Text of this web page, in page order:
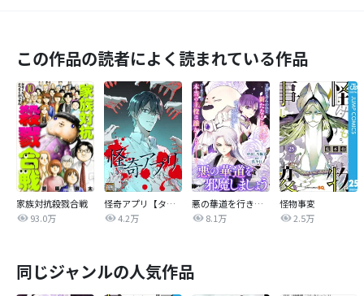
この作品の読者によく読まれている作品
家族対抗殺戮合戦
93.0万
怪奇アプリ【タテヨミ】
4.2万
悪の華道を行きましょう
8.1万
怪物事変
2.5万
同じジャンルの人気作品